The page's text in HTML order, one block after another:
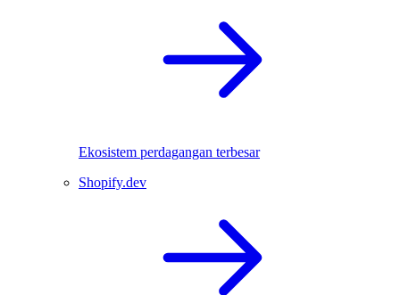
Ekosistem perdagangan terbesar
Shopify.dev